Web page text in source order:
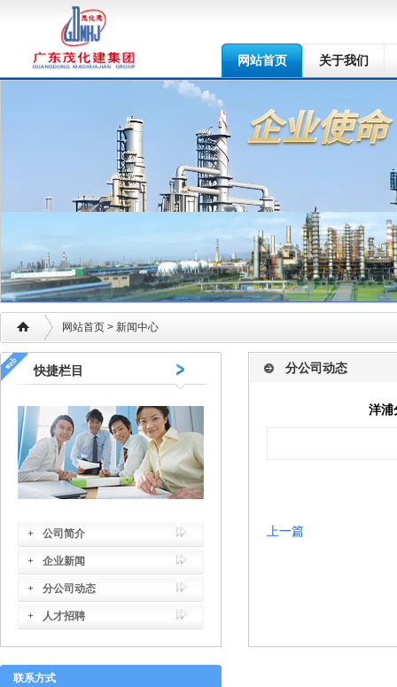
网站首页 关于我们
网站首页 > 新闻中心
快捷栏目
公司简介
企业新闻
分公司动态
人才招聘
联系方式
分公司动态
洋浦
上一篇